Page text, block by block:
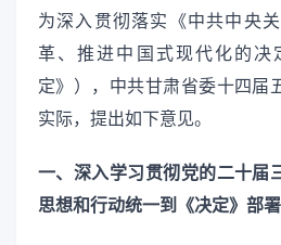
为深入贯彻落实《中共中央
革、推进中国式现代化的决
定》），中共甘肃省委十四届
实际，提出如下意见。
一、深入学习贯彻党的二十届
思想和行动统一到《决定》部